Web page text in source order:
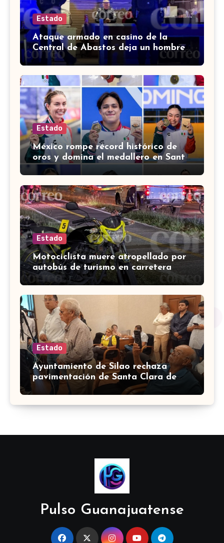
Estado
Ataque armado en casino de la
Central de Abastos deja un hombre
muerto en León
Estado
México rompe récord histórico de
oros y domina el medallero en Santo
Domingo 2026
Estado
Motociclista muere atropellado por
autobús de turismo en carretera
León-San Francisco del Rincón
Estado
Ayuntamiento de Silao rechaza
pavimentación de Santa Clara de
Marines
Pulso Guanajuatense